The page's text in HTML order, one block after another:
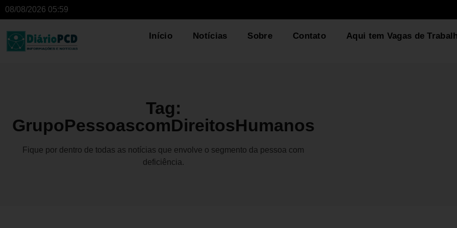
08/08/2026 05:59
Início Notícias Sobre Contato Aqui tem Vagas de
Tag:
GrupoPessoascomDireitosHumanos
Fique por dentro de todas as notícias que envolve o segmento da pessoa com
deficiência.